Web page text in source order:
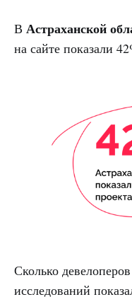
В Астраханской
на сайте показали
Сколько
исследований